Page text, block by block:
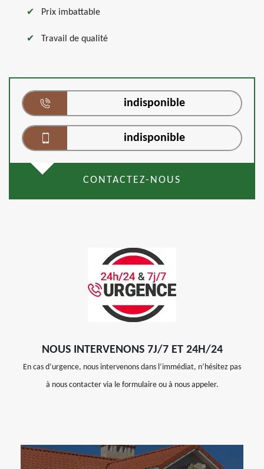
Prix imbattable
Travail de qualité
indisponible
indisponible
CONTACTEZ-NOUS
NOUS INTERVENONS 7J/7 ET 24H/24
En cas d’urgence, nous intervenons dans l’immédiat, n’hésitez pas
à nous contacter via le formulaire ou à nous appeler.